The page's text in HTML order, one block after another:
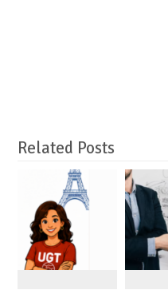
Related Posts